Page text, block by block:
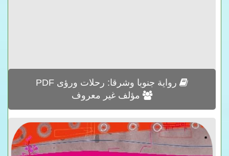
رواية جنوبا وشرقا: رحلات ورؤى PDF
مؤلف غير معروف